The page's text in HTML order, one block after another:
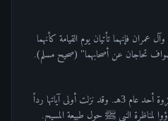
عمران فإنهما تأتيان يوم القيامة كأنهما
صواف تحاجان عن أصحابهما" (صحيح مسلم).
نزلت في المدينة المنورة، معظمها بعد غزوة أحد عام 3هـ. وقد نزلت أولى آياتها رداً